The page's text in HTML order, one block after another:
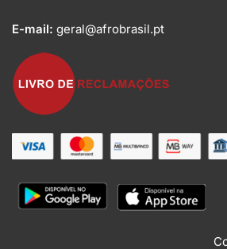
E-mail: geral@afrobrasil.pt